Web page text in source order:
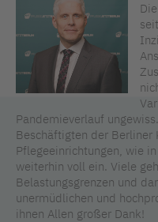
Pandemieverlauf
Beschäftigten der Berliner
Pflegeeinrichtungen, wie
weiterhin voll ein. Viele
Belastungsgrenzen und
unermüdlichen und
ihnen Allen großer Dank!